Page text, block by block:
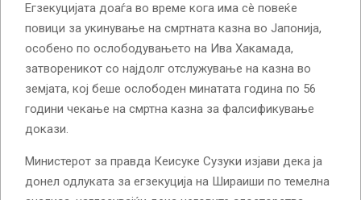
Егзекуцијата доаѓа во време кога има сè повеќе
повици за укинување на смртната казна во Јапонија,
особено по ослободувањето на Ива Хакамада,
затвореникот со најдолг отслужување на казна во
земјата, кој беше ослободен минатата година по 56
години чекање на смртна казна за фалсификување
докази.
Министерот за правда Кеисуке Сузуки изјави дека ја
донел одлуката за егзекуција на Шираиши по темелна